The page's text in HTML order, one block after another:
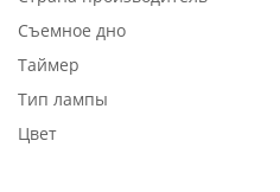
Съемное дно
Таймер
Тип лампы
Цвет